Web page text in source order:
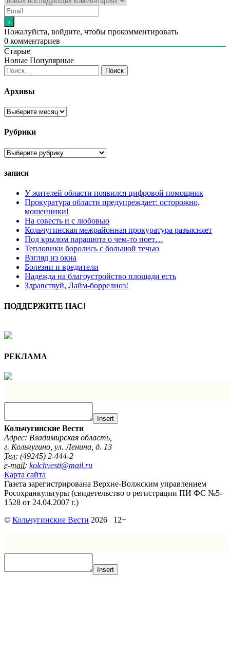
Пожалуйста, войдите, чтобы прокомментировать
0 комментариев
Старые
Новые Популярные
Найти:
Архивы
Архивы
Рубрики
Рубрики
записи
У жителей области появился цифровой помощник
Прокуратура области предупреждает: осторожно,
мошенники!
На совесть и с любовью
Кольчугинская межрайонная прокуратура разъясняет
Под крылом парашюта о чем-то поет…
Тепловики боролись с большой течью
Взгляд из окна
Болезни и вредители
Надежда на благоустройство площади есть
Здравствуй, Лайм-боррелиоз!
ПОДДЕРЖИТЕ НАС!
РЕКЛАМА
Insert
Кольчугинские Вести
Адрес: Владимирская область,
г. Кольчугино, ул. Ленина, д. 13
Тел: (49245) 2-444-2
e-mail: kolchvesti@mail.ru
Карта сайта
Газета зарегистрирована Верхне-Волжским управлением
Росохранкультуры (свидетельство о регистрации ПИ ФС №5-
1528 от 24.04.2007 г.)
© Кольчугинские Вести 2026 12+
Insert